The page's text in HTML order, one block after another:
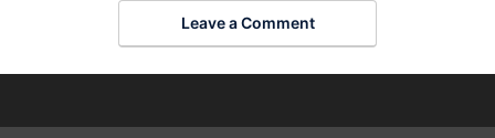
Leave a Comment